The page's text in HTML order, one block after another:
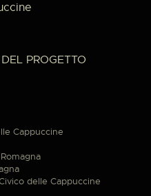
PROGETTO
Cappuccine
delle Cappuccine